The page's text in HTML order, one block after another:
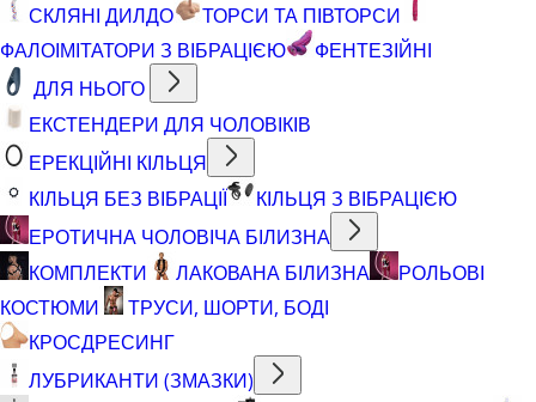
СКЛЯНІ ДИЛДО
ТОРСИ ТА ПІВТОРСИ
ФАЛОІМІТАТОРИ З ВІБРАЦІЄЮ
ФЕНТЕЗІЙНІ
ДЛЯ НЬОГО
ЕКСТЕНДЕРИ ДЛЯ ЧОЛОВІКІВ
ЕРЕКЦІЙНІ КІЛЬЦЯ
КІЛЬЦЯ БЕЗ ВІБРАЦІЇ
КІЛЬЦЯ З ВІБРАЦІЄЮ
ЕРОТИЧНА ЧОЛОВІЧА БІЛИЗНА
КОМПЛЕКТИ
ЛАКОВАНА БІЛИЗНА
РОЛЬОВІ
КОСТЮМИ
ТРУСИ, ШОРТИ, БОДІ
КРОСДРЕСИНГ
ЛУБРИКАНТИ (ЗМАЗКИ)